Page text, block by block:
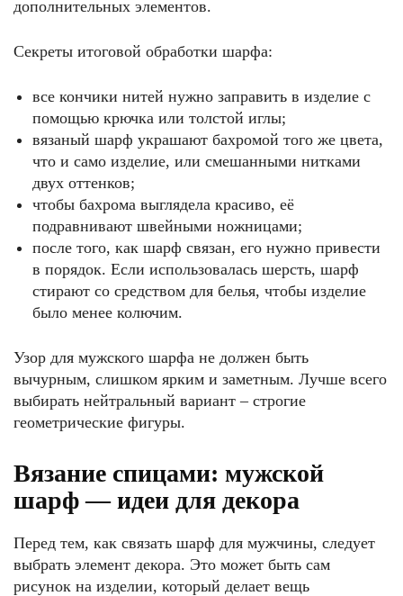
дополнительных элементов.
Секреты итоговой обработки шарфа:
все кончики нитей нужно заправить в изделие с
помощью крючка или толстой иглы;
вязаный шарф украшают бахромой того же цвета,
что и само изделие, или смешанными нитками
двух оттенков;
чтобы бахрома выглядела красиво, её
подравнивают швейными ножницами;
после того, как шарф связан, его нужно привести
в порядок. Если использовалась шерсть, шарф
стирают со средством для белья, чтобы изделие
было менее колючим.
Узор для мужского шарфа не должен быть
вычурным, слишком ярким и заметным. Лучше всего
выбирать нейтральный вариант – строгие
геометрические фигуры.
Вязание спицами: мужской
шарф — идеи для декора
Перед тем, как связать шарф для мужчины, следует
выбрать элемент декора. Это может быть сам
рисунок на изделии, который делает вещь